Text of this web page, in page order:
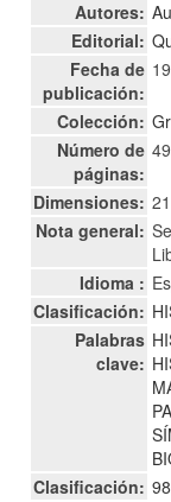
Autores:
Editorial:
Fecha de
publicación:
Colección:
Número de
páginas:
Dimensiones:
Nota general:
Idioma :
Clasificación:
Palabras
clave:
Clasificación: